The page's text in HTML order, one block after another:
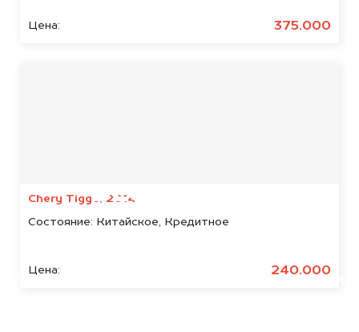
Цена: 375.000
Chery Tiggo, 2014
Состояние: Китайское, Кредитное
Цена: 240.000
БЕСПЛАТНО
Узнайте стоимость автомобиля
Мы купим ваше авто на 20.000 сом